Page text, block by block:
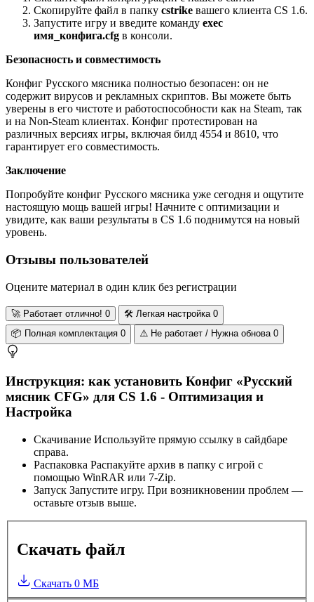
Скопируйте файл в папку cstrike вашего клиента CS 1.6.
Запустите игру и введите команду exec
имя_конфига.cfg в консоли.
Безопасность и совместимость
Конфиг Русского мясника полностью безопасен: он не
содержит вирусов и рекламных скриптов. Вы можете быть
уверены в его чистоте и работоспособности как на Steam, так
и на Non-Steam клиентах. Конфиг протестирован на
различных версиях игры, включая билд 4554 и 8610, что
гарантирует его совместимость.
Заключение
Попробуйте конфиг Русского мясника уже сегодня и ощутите
настоящую мощь вашей игры! Начните с оптимизации и
увидите, как ваши результаты в CS 1.6 поднимутся на новый
уровень.
Отзывы пользователей
Оцените материал в один клик без регистрации
🚀Работает отлично! 0 🛠️ Легкая настройка 0
📦 Полная комплектация 0 ⚠️ Не работает / Нужна обнова 0
Инструкция: как установить Конфиг «Русский
мясник CFG» для CS 1.6 - Оптимизация и
Настройка
Скачивание Используйте прямую ссылку в сайдбаре
справа.
Распаковка Распакуйте архив в папку с игрой с
помощью WinRAR или 7-Zip.
Запуск Запустите игру. При возникновении проблем —
оставьте отзыв выше.
Скачать файл
Скачать 0 МБ